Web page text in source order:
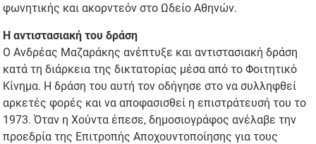
φωνητικής και ακορντεόν στο Ωδείο Αθηνών.
Η αντιστασιακή του δράση
Ο Ανδρέας Μαζαράκης ανέπτυξε και αντιστασιακή δράση
κατά τη διάρκεια της δικτατορίας μέσα από το Φοιτητικό
Κίνημα. Η δράση του αυτή τον οδήγησε στο να συλληφθεί
αρκετές φορές και να αποφασισθεί η επιστράτευσή του το
1973. Όταν η Χούντα έπεσε, δημοσιογράφος ανέλαβε την
προεδρία της Επιτροπής Αποχουντοποίησης για τους